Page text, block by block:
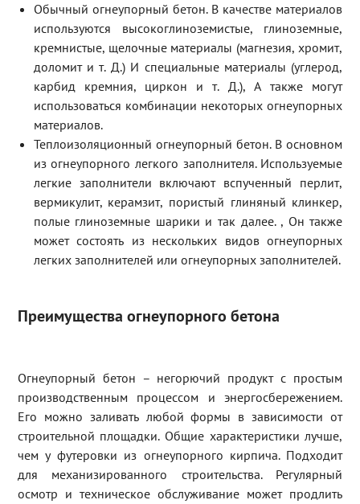
Обычный огнеупорный бетон. В качестве материалов
используются высокоглиноземистые, глиноземные,
кремнистые, щелочные материалы (магнезия, хромит,
доломит и т. Д.) И специальные материалы (углерод,
карбид кремния, циркон и т. Д.), А также могут
использоваться комбинации некоторых огнеупорных
материалов.
Теплоизоляционный огнеупорный бетон. В основном
из огнеупорного легкого заполнителя. Используемые
легкие заполнители включают вспученный перлит,
вермикулит, керамзит, пористый глиняный клинкер,
полые глиноземные шарики и так далее. , Он также
может состоять из нескольких видов огнеупорных
легких заполнителей или огнеупорных заполнителей.
Преимущества огнеупорного бетона
Огнеупорный бетон – негорючий продукт с простым
производственным процессом и энергосбережением.
Его можно заливать любой формы в зависимости от
строительной площадки. Общие характеристики лучше,
чем у футеровки из огнеупорного кирпича. Подходит
для механизированного строительства. Регулярный
осмотр и техническое обслуживание может продлить